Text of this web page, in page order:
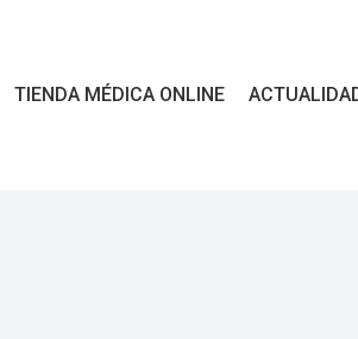
TIENDA MÉDICA ONLINE